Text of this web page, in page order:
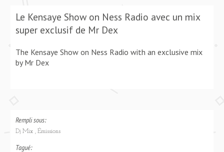
Le Kensaye Show on Ness Radio avec un mix
super exclusif de Mr Dex
The Kensaye Show on Ness Radio with an exclusive mix
by Mr Dex
Rempli sous:
Dj Mix Émissions
Tagué: